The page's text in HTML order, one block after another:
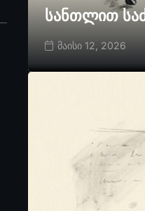
სანთლით
მაისი 12, 2026